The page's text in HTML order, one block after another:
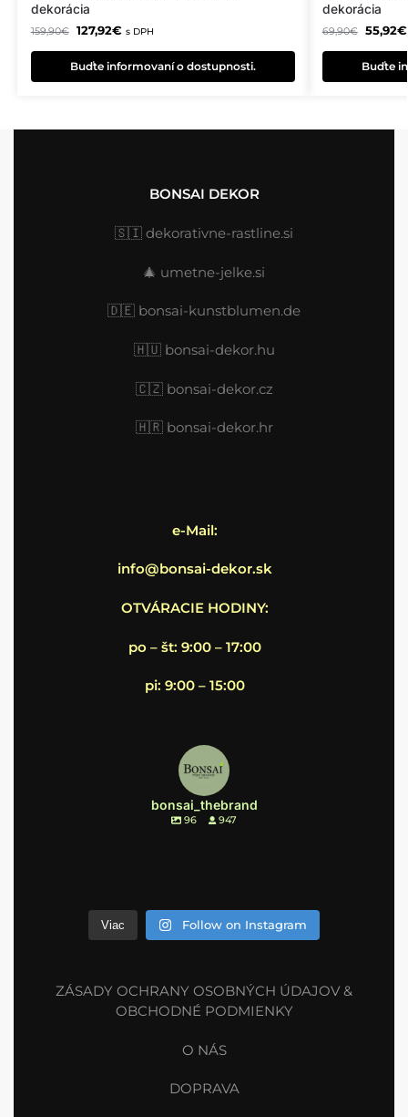
dekorácia
159,90€ 127,92€ s DPH
Buďte informovaní o dostupnosti.
dekorácia
69,90€ 55,92€
Buďte
BONSAI DEKOR
🇸🇮 dekorativne-rastline.si
🎄 umetne-jelke.si
🇩🇪 bonsai-kunstblumen.de
🇭🇺 bonsai-dekor.hu
🇨🇿 bonsai-dekor.cz
🇭🇷 bonsai-dekor.hr
e-Mail:
info@bonsai-dekor.sk
OTVÁRACIE HODINY:
po – št: 9:00 – 17:00
pi: 9:00 – 15:00
bonsai_thebrand
96 947
Viac Follow on Instagram
ZÁSADY OCHRANY OSOBNÝCH ÚDAJOV &
OBCHODNÉ PODMIENKY
O NÁS
DOPRAVA